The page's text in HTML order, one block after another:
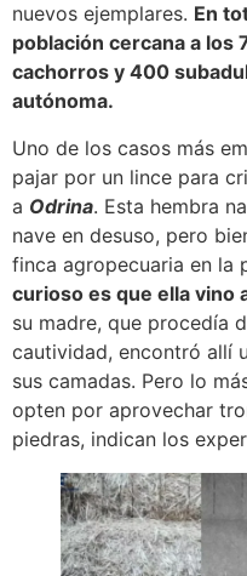
nuevos ejemplares. En
población cercana a
cachorros y 400
autónoma.
Uno de los casos más
pajar por un lince para
a Odrina. Esta hembra
nave en desuso, pero
finca agropecuaria en la
curioso es que ella vino
su madre, que procedía
cautividad, encontró allí
sus camadas. Pero lo
opten por aprovechar
piedras, indican los